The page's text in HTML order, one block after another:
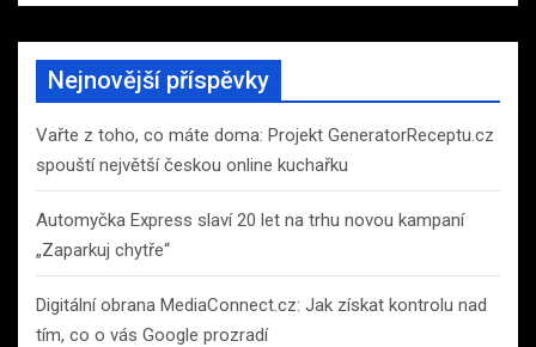
a
r
h
Nejnovější příspěvky
Vařte z toho, co máte doma: Projekt GeneratorReceptu.cz
spouští největší českou online kuchařku
Automyčka Express slaví 20 let na trhu novou kampaní
„Zaparkuj chytře“
Digitální obrana MediaConnect.cz: Jak získat kontrolu nad
tím, co o vás Google prozradí